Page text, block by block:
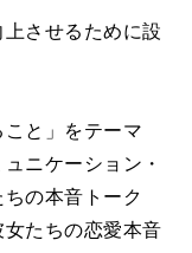
させるために設
と」をテーマ
ニケーション・
の本音トーク
たちの恋愛本音